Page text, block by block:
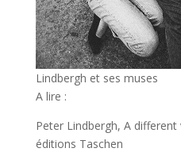
Lindbergh et ses muses
A lire :
Peter Lindbergh, A
éditions Taschen